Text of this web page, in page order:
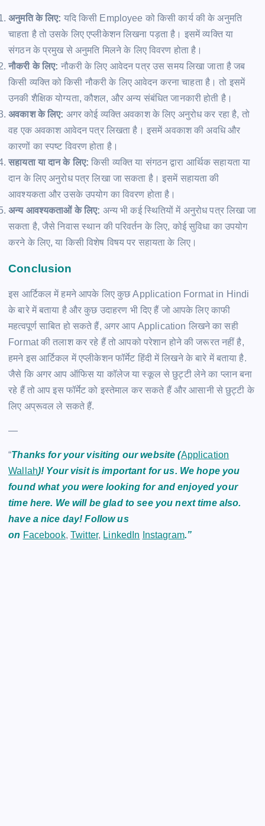
अनुमति के लिए: यदि किसी Employee को किसी कार्य की के अनुमति
चाहता है तो उसके लिए एप्लीकेशन लिखना पड़ता है। इसमें व्यक्ति या
संगठन के प्रमुख से अनुमति मिलने के लिए विवरण होता है।
नौकरी के लिए: नौकरी के लिए आवेदन पत्र उस समय लिखा जाता है जब
किसी व्यक्ति को किसी नौकरी के लिए आवेदन करना चाहता है। तो इसमें
उनकी शैक्षिक योग्यता, कौशल, और अन्य संबंधित जानकारी होती है।
अवकाश के लिए: अगर कोई व्यक्ति अवकाश के लिए अनुरोध कर रहा है, तो
वह एक अवकाश आवेदन पत्र लिखता है। इसमें अवकाश की अवधि और
कारणों का स्पष्ट विवरण होता है।
सहायता या दान के लिए: किसी व्यक्ति या संगठन द्वारा आर्थिक सहायता या
दान के लिए अनुरोध पत्र लिखा जा सकता है। इसमें सहायता की
आवश्यकता और उसके उपयोग का विवरण होता है।
अन्य आवश्यकताओं के लिए: अन्य भी कई स्थितियों में अनुरोध पत्र लिखा जा
सकता है, जैसे निवास स्थान की परिवर्तन के लिए, कोई सुविधा का उपयोग
करने के लिए, या किसी विशेष विषय पर सहायता के लिए।
Conclusion
इस आर्टिकल में हमने आपके लिए कुछ Application Format in Hindi
के बारे में बताया है और कुछ उदाहरण भी दिए हैं जो आपके लिए काफी
महत्वपूर्ण साबित हो सकते हैं, अगर आप Application लिखने का सही
Format की तलाश कर रहे हैं तो आपको परेशान होने की जरूरत नहीं है,
हमने इस आर्टिकल में एप्लीकेशन फॉर्मेट हिंदी में लिखने के बारे में बताया है.
जैसे कि अगर आप ऑफिस या कॉलेज या स्कूल से छुट्टी लेने का प्लान बना
रहे हैं तो आप इस फॉर्मेट को इस्तेमाल कर सकते हैं और आसानी से छुट्टी के
लिए अप्रूवल ले सकते हैं.
—
“Thanks for your visiting our website (Application
Wallah)! Your visit is important for us. We hope you
found what you were looking for and enjoyed your
time here. We will be glad to see you next time also.
have a nice day! Follow us
on Facebook, Twitter, LinkedIn Instagram.”